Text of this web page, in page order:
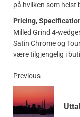
på hvilken som helst
Pricing,
Milled Grind 4-
Satin Chrome og
være tilgjengelig i
Previous